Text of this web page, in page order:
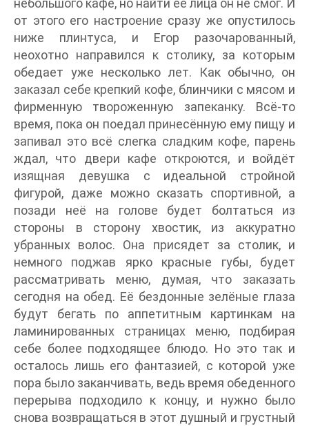
от этого его настроение сразу же опустилось
ниже плинтуса, и Егор разочарованный,
неохотно направился к столику, за которым
обедает уже несколько лет. Как обычно, он
заказал себе крепкий кофе, блинчики с мясом и
фирменную твороженную запеканку. Всё-то
время, пока он поедал принесённую ему пищу и
запивал это всё слегка сладким кофе, парень
ждал, что двери кафе откроются, и войдёт
изящная девушка с идеальной стройной
фигурой, даже можно сказать спортивной, а
позади неё на голове будет болтаться из
стороны в сторону хвостик, из аккуратно
убранных волос. Она присядет за столик, и
немного поджав ярко красные губы, будет
рассматривать меню, думая, что заказать
сегодня на обед. Её бездонные зелёные глаза
будут бегать по аппетитным картинкам на
ламинированных страницах меню, подбирая
себе более подходящее блюдо. Но это так и
осталось лишь его фантазией, с которой уже
пора было заканчивать, ведь время обеденного
перерыва подходило к концу, и нужно было
снова возвращаться в этот душный и грустный